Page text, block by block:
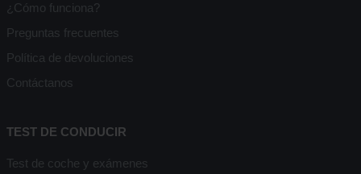
¿Cómo funciona?
Preguntas frecuentes
Política de devoluciones
Contáctanos
TEST DE CONDUCIR
Test de coche y exámenes